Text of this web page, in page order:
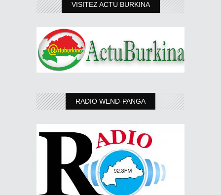
VISITEZ ACTU BURKINA
RADIO WEND-PANGA